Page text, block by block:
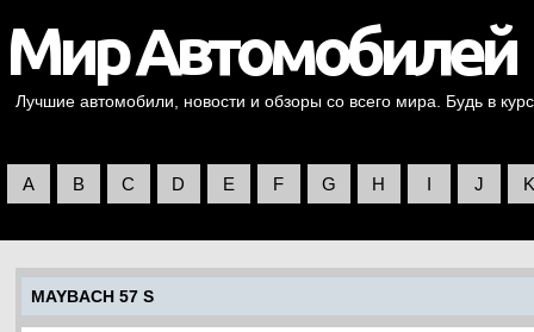
Лучшие автомобили, новости и обзоры со всего мира. Будь в
A B C D E F G H I J K
MAYBACH 57 S